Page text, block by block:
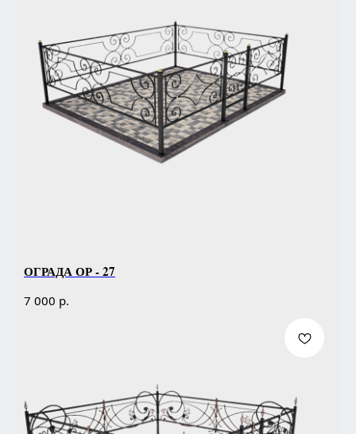
ОГРАДА ОР - 27
7 000 р.